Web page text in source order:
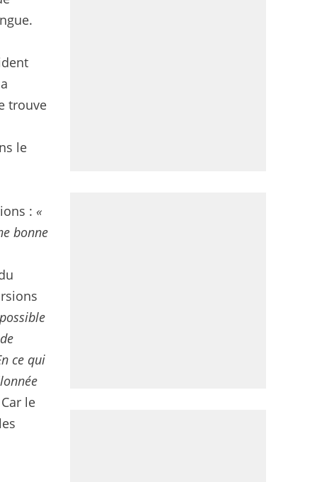
trouve
le
: «
bonne
ce qui
le